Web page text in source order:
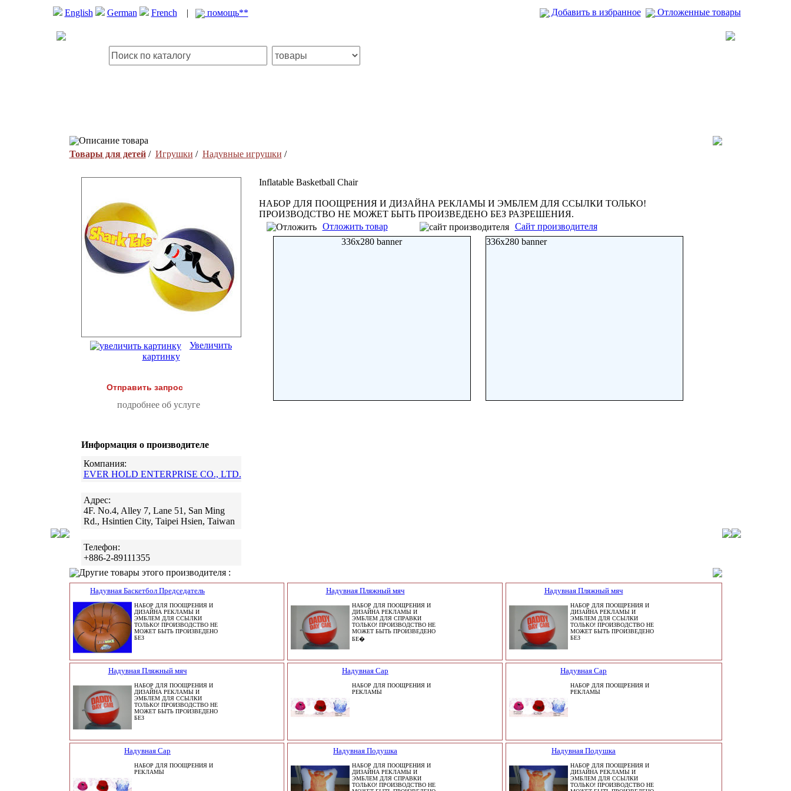
English German French | помощь** Добавить в избранное Отложенные товары
Описание товара
Товары для детей/ Игрушки / Надувные игрушки /
Увеличить
картинку
Отправить запрос
подробнее об услуге
Информация о производителе
Компания:
EVER HOLD ENTERPRISE CO., LTD.
Адрес:
4F. No.4, Alley 7, Lane 51, San Ming
Rd., Hsintien City, Taipei Hsien, Taiwan
Телефон:
+886-2-89111355
Inflatable Basketball Chair
НАБОР ДЛЯ ПООЩРЕНИЯ И ДИЗАЙНА РЕКЛАМЫ И ЭМБЛЕМ ДЛЯ ССЫЛКИ ТОЛЬКО!
ПРОИЗВОДСТВО НЕ МОЖЕТ БЫТЬ ПРОИЗВЕДЕНО БЕЗ РАЗРЕШЕНИЯ.
Отложить товар
Сайт производителя
336x280 banner
336x280 banner
Другие товары этого производителя :
Надувная Баскетбол Председатель
НАБОР ДЛЯ ПООЩРЕНИЯ И
ДИЗАЙНА РЕКЛАМЫ И
ЭМБЛЕМ ДЛЯ ССЫЛКИ
ТОЛЬКО! ПРОИЗВОДСТВО НЕ
МОЖЕТ БЫТЬ ПРОИЗВЕДЕНО
БЕЗ
Надувная Пляжный мяч
НАБОР ДЛЯ ПООЩРЕНИЯ И
ДИЗАЙНА РЕКЛАМЫ И
ЭМБЛЕМ ДЛЯ СПРАВКИ
ТОЛЬКО! ПРОИЗВОДСТВО НЕ
МОЖЕТ БЫТЬ ПРОИЗВЕДЕНО
БЕ�
Надувная Пляжный мяч
НАБОР ДЛЯ ПООЩРЕНИЯ И
ДИЗАЙНА РЕКЛАМЫ И
ЭМБЛЕМ ДЛЯ ССЫЛКИ
ТОЛЬКО! ПРОИЗВОДСТВО НЕ
МОЖЕТ БЫТЬ ПРОИЗВЕДЕНО
БЕЗ
Надувная Пляжный мяч
НАБОР ДЛЯ ПООЩРЕНИЯ И
ДИЗАЙНА РЕКЛАМЫ И
ЭМБЛЕМ ДЛЯ ССЫЛКИ
ТОЛЬКО! ПРОИЗВОДСТВО НЕ
МОЖЕТ БЫТЬ ПРОИЗВЕДЕНО
БЕЗ
Надувная Cap
НАБОР ДЛЯ ПООЩРЕНИЯ И
РЕКЛАМЫ
Надувная Cap
НАБОР ДЛЯ ПООЩРЕНИЯ И
РЕКЛАМЫ
Надувная Cap
НАБОР ДЛЯ ПООЩРЕНИЯ И
РЕКЛАМЫ
Надувная Подушка
НАБОР ДЛЯ ПООЩРЕНИЯ И
ДИЗАЙНА РЕКЛАМЫ И
ЭМБЛЕМ ДЛЯ СПРАВКИ
ТОЛЬКО! ПРОИЗВОДСТВО НЕ
Надувная Подушка
НАБОР ДЛЯ ПООЩРЕНИЯ И
ДИЗАЙНА РЕКЛАМЫ И
ЭМБЛЕМ ДЛЯ ССЫЛКИ
ТОЛЬКО! ПРОИЗВОДСТВО НЕ